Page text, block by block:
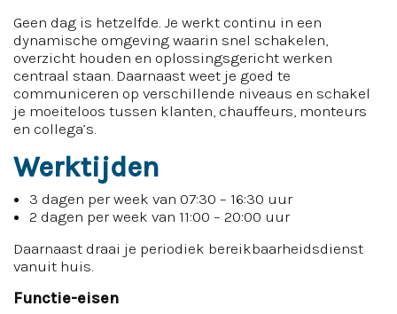
Geen dag is hetzelfde. Je werkt continu in een
dynamische omgeving waarin snel schakelen,
overzicht houden en oplossingsgericht werken
centraal staan. Daarnaast weet je goed te
communiceren op verschillende niveaus en schakel
je moeiteloos tussen klanten, chauffeurs, monteurs
en collega’s.
Werktijden
3 dagen per week van 07:30 – 16:30 uur
2 dagen per week van 11:00 – 20:00 uur
Daarnaast draai je periodiek bereikbaarheidsdienst
vanuit huis.
Functie-eisen